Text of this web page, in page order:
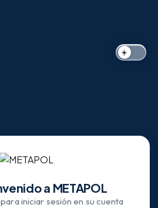
a METAPOL
iniciar sesión en su cuenta
☀️